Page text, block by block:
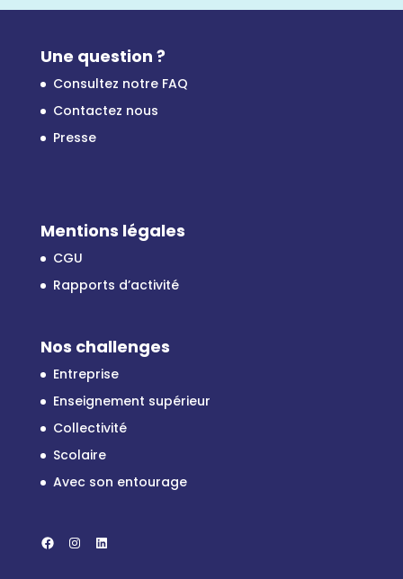
Une question ?
Consultez notre FAQ
Contactez nous
Presse
Mentions légales
CGU
Rapports d’activité
Nos challenges
Entreprise
Enseignement supérieur
Collectivité
Scolaire
Avec son entourage
Facebook Instagram LinkedIn